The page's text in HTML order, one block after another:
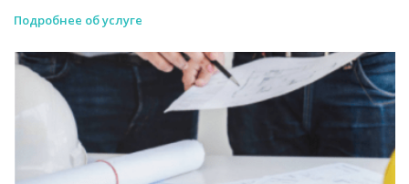
Подробнее об услуге